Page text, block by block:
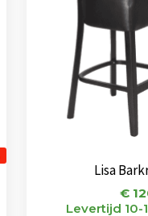
Lisa
€
Levertijd 10-